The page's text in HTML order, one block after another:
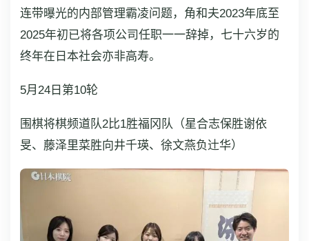
连带曝光的内部管理霸凌问题，角和夫2023年底至
2025年初已将各项公司任职一一辞掉，七十六岁的
终年在日本社会亦非高寿。
5月24日第10轮
围棋将棋频道队2比1胜福冈队（星合志保胜谢依
旻、藤泽里菜胜向井千瑛、徐文燕负辻华）